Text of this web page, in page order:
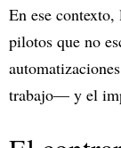
En ese
pilotos que no
trabajo— y el